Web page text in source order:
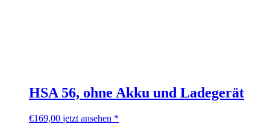
HSA 56, ohne Akku und Ladegerät
€169,00 jetzt ansehen *